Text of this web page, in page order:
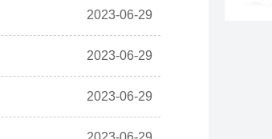
2023-06-29
2023-06-29
2023-06-29